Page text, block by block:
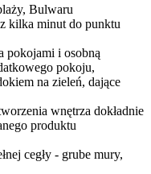
Bulwaru
kilka minut do punktu
pokojami i osobną
pokoju,
na zieleń, dające
wnętrza dokładnie
produktu
cegły - grube mury,